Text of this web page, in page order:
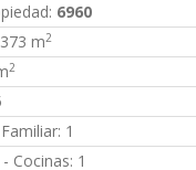
6960
m2
2
1
Cocinas: 1